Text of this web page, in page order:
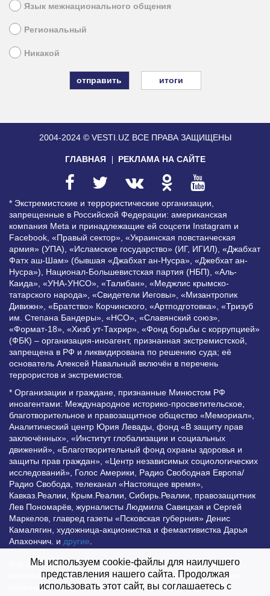
Язык межнационального общения
Региональный
Никакой
итоги
2004-2024 © VESTI.UZ ВСЕ ПРАВА ЗАЩИЩЕНЫ
ГЛАВНАЯ РЕКЛАМА НА САЙТЕ
* Экстремистские и террористические организации,
запрещенные в Российской Федерации: американская
компания Meta и принадлежащие ей соцсети Instagram и
Facebook, «Правый сектор», «Украинская повстанческая
армия» (УПА), «Исламское государство» (ИГ, ИГИЛ), «Джабхат
Фатх аш-Шам» (бывшая «Джабхат ан-Нусра», «Джебхат ан-
Нусра»), Национал-Большевистская партия (НБП), «Аль-
Каида», «УНА-УНСО», «Талибан», «Меджлис крымско-
татарского народа», «Свидетели Иеговы», «Мизантропик
Дивижн», «Братство» Корчинского, «Артподготовка», «Тризуб
им. Степана Бандеры», «НСО», «Славянский союз»,
«Формат-18», «Хизб ут-Тахрир», «Фонд борьбы с коррупцией»
(ФБК) – организация-иноагент, признанная экстремистской,
запрещена в РФ и ликвидирована по решению суда; её
основатель Алексей Навальный включён в перечень
террористов и экстремистов.
* Организации и граждане, признанные Минюстом РФ
иноагентами: Международное историко-просветительское,
благотворительное и правозащитное общество «Мемориал»,
Аналитический центр Юрия Левады, фонд «В защиту прав
заключённых», «Институт глобализации и социальных
движений», «Благотворительный фонд охраны здоровья и
защиты прав граждан», «Центр независимых социологических
исследований», Голос Америки, Радио Свободная Европа/
Радио Свобода, телеканал «Настоящее время»,
Кавказ.Реалии, Крым.Реалии, Сибирь.Реалии, правозащитник
Лев Пономарёв, журналисты Людмила Савицкая и Сергей
Маркелов, главред газеты «Псковская губерния» Денис
Камалягин, художница-акционистка и фемактивистка Дарья
Апахончич. и другие
Все права защищены и охраняются законом. Любое
использование материалов сайта допустимо при условии
наличия активной гиперссылки на Vesti.UZ.
Мы используем cookie-файлы для наилучшего
представления нашего сайта. Продолжая
использовать этот сайт, вы соглашаетесь с